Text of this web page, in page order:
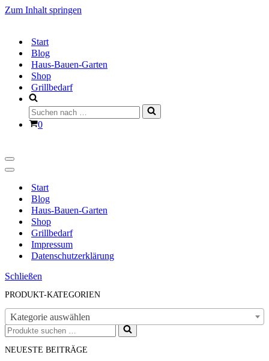
Zum Inhalt springen
Start
Blog
Haus-Bauen-Garten
Shop
Grillbedarf
Suchen
nach …
Warenkorb
0
Navigationsmenü
Navigationsmenü
Start
Blog
Haus-Bauen-Garten
Shop
Grillbedarf
Impressum
Datenschutzerklärung
Schließen
PRODUKT-KATEGORIEN
Kategorie auswählen
Suchen
nach …
NEUESTE BEITRÄGE